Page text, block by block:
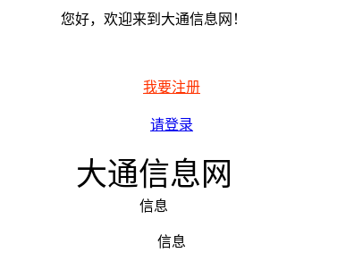
您好，欢迎来到大通信息网！
我要注册
请登录
大通信息网
信息
信息